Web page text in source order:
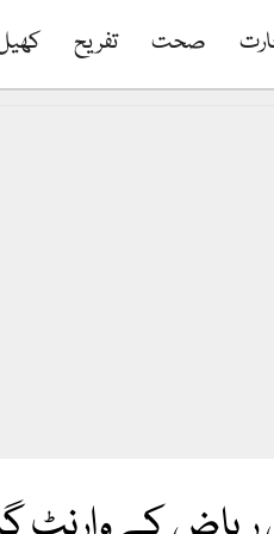
صحت تفریح